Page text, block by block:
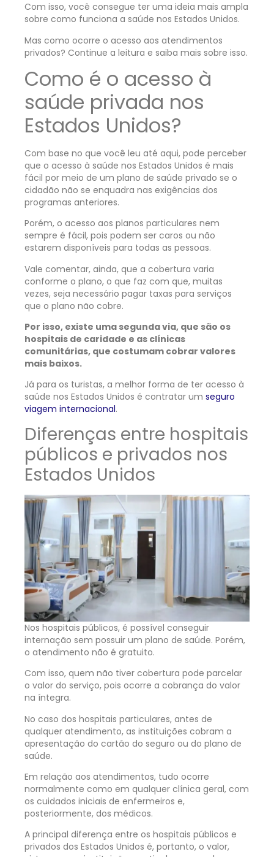
Com isso, você consegue ter uma ideia mais ampla
sobre como funciona a saúde nos Estados Unidos.
Mas como ocorre o acesso aos atendimentos
privados? Continue a leitura e saiba mais sobre isso.
Como é o acesso à
saúde privada nos
Estados Unidos?
Com base no que você leu até aqui, pode perceber
que o acesso à saúde nos Estados Unidos é mais
fácil por meio de um plano de saúde privado se o
cidadão não se enquadra nas exigências dos
programas anteriores.
Porém, o acesso aos planos particulares nem
sempre é fácil, pois podem ser caros ou não
estarem disponíveis para todas as pessoas.
Vale comentar, ainda, que a cobertura varia
conforme o plano, o que faz com que, muitas
vezes, seja necessário pagar taxas para serviços
que o plano não cobre.
Por isso, existe uma segunda via, que são os
hospitais de caridade e as clínicas
comunitárias, que costumam cobrar valores
mais baixos.
Já para os turistas, a melhor forma de ter acesso à
saúde nos Estados Unidos é contratar um seguro
viagem internacional.
Diferenças entre hospitais
públicos e privados nos
Estados Unidos
Nos hospitais públicos, é possível conseguir
internação sem possuir um plano de saúde. Porém,
o atendimento não é gratuito.
Com isso, quem não tiver cobertura pode parcelar
o valor do serviço, pois ocorre a cobrança do valor
na íntegra.
No caso dos hospitais particulares, antes de
qualquer atendimento, as instituições cobram a
apresentação do cartão do seguro ou do plano de
saúde.
Em relação aos atendimentos, tudo ocorre
normalmente como em qualquer clínica geral, com
os cuidados iniciais de enfermeiros e,
posteriormente, dos médicos.
A principal diferença entre os hospitais públicos e
privados dos Estados Unidos é, portanto, o valor,